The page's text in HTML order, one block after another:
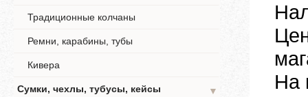
Традиционные колчаны
Ремни, карабины, тубы
Кивера
Сумки, чехлы, тубусы, кейсы
▼
На